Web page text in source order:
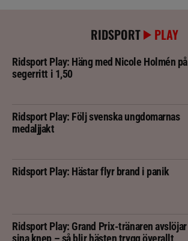
RIDSPORT PLAY
Ridsport Play: Häng med Nicole Holmén på
segerritt i 1,50
Ridsport Play: Följ svenska ungdomarnas
medaljjakt
Ridsport Play: Hästar flyr brand i panik
Ridsport Play: Grand Prix-tränaren avslöjar
sina knep – så blir hästen trygg överallt